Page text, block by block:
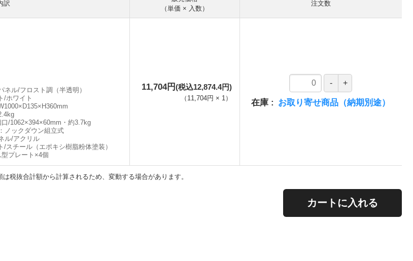
訳
（単価 × 入数）
注文数
ネル/フロスト調（半透明）
/ホワイト
/1062×394×60mm・約3.7kg
ノックダウン組立式
ル/アクリル
/スチール（エポキシ樹脂粉体塗装）
プレート×4個
11,704円(税込12,874.4円)
（ 11,704円 × 1 ） 在庫 お取り寄せ商品（納期別途）
税抜合計額から計算されるため、変動する場合があります。
カートに入れる